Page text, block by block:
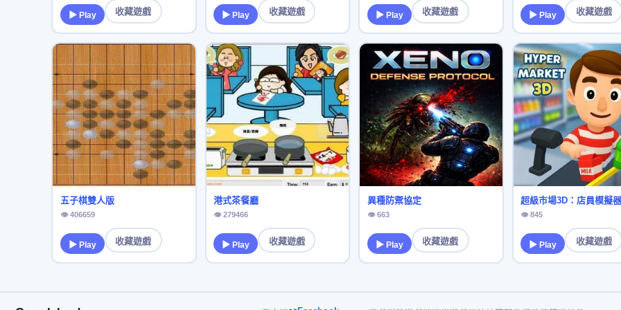
▶ Play 收藏遊戲 ▶ Play 收藏遊戲 ▶ Play 收藏遊戲 ▶ Play 收藏遊戲
五子棋雙人版
👁 406659
▶ Play 收藏遊戲
港式茶餐廳
👁 279466
▶ Play 收藏遊戲
異種防禦協定
👁 663
▶ Play 收藏遊戲
超級市場3D：店員模擬器
👁 845
▶ Play 收藏遊戲